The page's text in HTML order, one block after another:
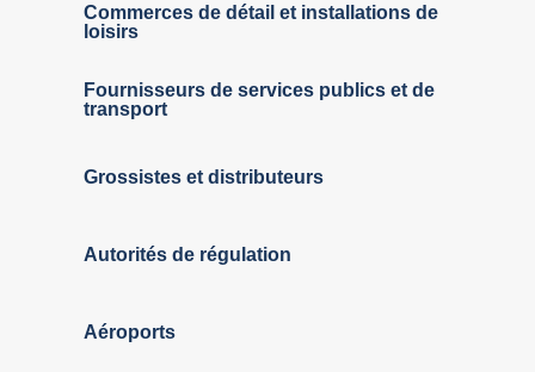
Commerces de détail et installations de
loisirs
Fournisseurs de services publics et de
transport
Grossistes et distributeurs
Autorités de régulation
Aéroports